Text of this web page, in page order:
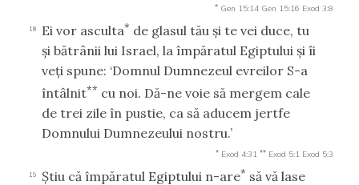
* Gen 15:14 Gen 15:16 Exod 3:8
18 Ei vor asculta* de glasul tău şi te vei duce, tu
şi bătrânii lui Israel, la împăratul Egiptului şi îi
veţi spune: ‘Domnul Dumnezeul evreilor S-a
întâlnit** cu noi. Dă-ne voie să mergem cale
de trei zile în pustie, ca să aducem jertfe
Domnului Dumnezeului nostru.’
* Exod 4:31 ** Exod 5:1 Exod 5:3
19 Ştiu că împăratul Egiptului n-are* să vă lase